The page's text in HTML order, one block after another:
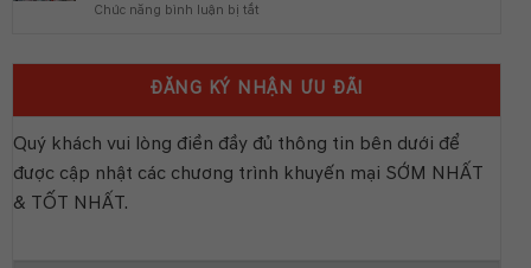
CÁC
DÒNG
XE
MITSUBISH
CHUỖI
TRIỂN
LÃM
PFA
2026
Chức năng bình luận bị tắt
Ô
TÔ
–
BẢO
ĐĂNG KÝ NHẬN ƯU ĐÃI
Quý khách vui lòng điền đầy đủ thông tin bên dưới để
được cập nhật các chương trình khuyến mại SỚM NHẤT
& TỐT NHẤT.